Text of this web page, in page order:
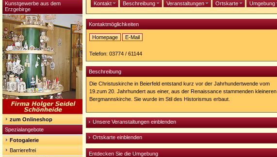
Kunstgewerbe aus dem
Erzgebirge
zum Onlineshop
Spezialangebote
Fotogalerie
Barrierefrei
Kontakt Beschreibung Veranstaltungen Ortskarte Umgebung
Kontaktmöglichkeiten
Homepage
http://www.christuskirchgemeinde-
beierfeld.de/index.php/die-
christuskirche
E-Mail
Telefon: 03774 / 61144
Beschreibung
Die Christuskirche in Beierfeld entstand kurz vor der Jahrhundertwende vom
19.zum 20. Jahrhundert aus einer, aus der Renaissance stammenden kleineren
Bergmannskirche. Sie wurde im Stil des Historismus erbaut.
Unsere Veranstaltungen einblenden
Ortskarte einblenden
Entdecken Sie die Umgebung